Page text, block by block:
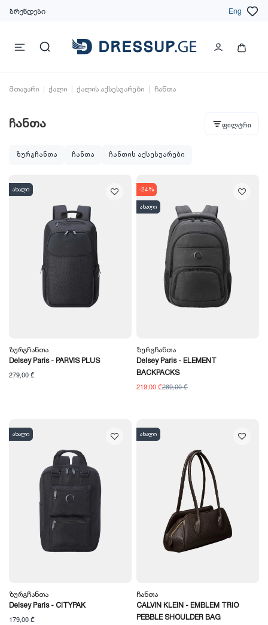
ბრენდები Eng
მთავარი ქალი ქალის აქსესუარები ჩანთა
ჩანთა ფილტრი
ზურგჩანთა ჩანთა ჩანთის აქსესუარები
ახალი
Ზურგჩანთა
Delsey Paris - PARVIS PLUS
279,00 ₾
-24%
ახალი
Ზურგჩანთა
Delsey Paris - ELEMENT
BACKPACKS
219,00 ₾289,00 ₾
ახალი
Ზურგჩანთა
Delsey Paris - CITYPAK
179,00 ₾
ახალი
Ჩანთა
CALVIN KLEIN - EMBLEM TRIO
PEBBLE SHOULDER BAG